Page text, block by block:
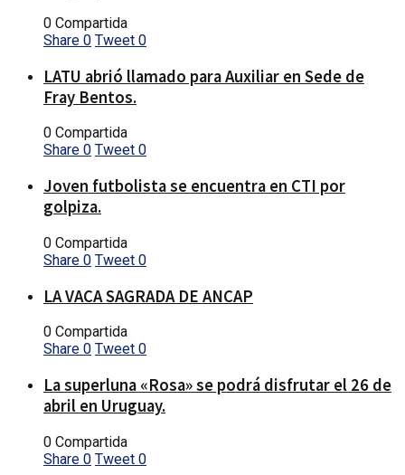
0 Compartida
Share 0 Tweet 0
LATU abrió llamado para Auxiliar en Sede de
Fray Bentos.
0 Compartida
Share 0 Tweet 0
Joven futbolista se encuentra en CTI por
golpiza.
0 Compartida
Share 0 Tweet 0
LA VACA SAGRADA DE ANCAP
0 Compartida
Share 0 Tweet 0
La superluna «Rosa» se podrá disfrutar el 26 de
abril en Uruguay.
0 Compartida
Share 0 Tweet 0